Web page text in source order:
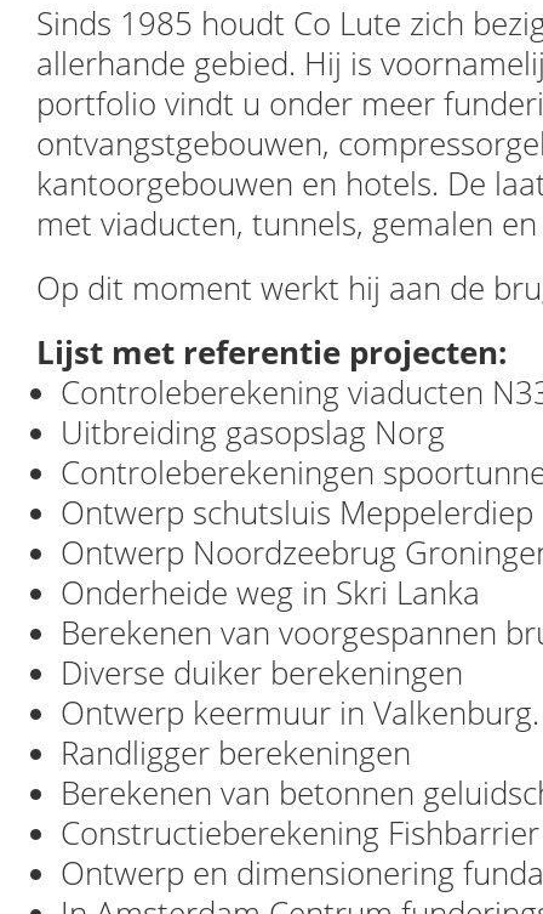
Sinds 1985 houdt Co Lute zich
allerhande gebied. Hij is
portfolio vindt u onder meer
ontvangstgebouwen,
kantoorgebouwen en hotels. De
met viaducten, tunnels, gemalen
Op dit moment werkt hij aan de
Lijst met referentie projecten:
Controleberekening viaducten
Uitbreiding gasopslag Norg
Controleberekeningen
Ontwerp schutsluis Meppelerdiep
Ontwerp Noordzeebrug
Onderheide weg in Skri Lanka
Berekenen van voorgespannen
Diverse duiker berekeningen
Ontwerp keermuur in Valkenburg.
Randligger berekeningen
Berekenen van betonnen
Constructieberekening
Ontwerp en dimensionering